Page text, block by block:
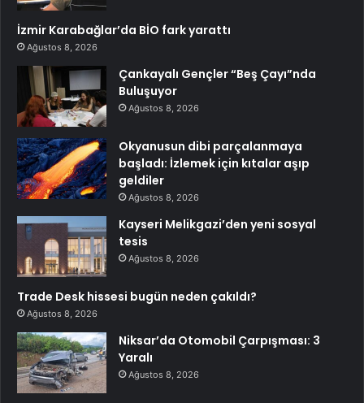
İzmir Karabağlar’da BİO fark yarattı
Ağustos 8, 2026
Çankayalı Gençler “Beş Çayı”nda
Buluşuyor
Ağustos 8, 2026
Okyanusun dibi parçalanmaya
başladı: İzlemek için kıtalar aşıp
geldiler
Ağustos 8, 2026
Kayseri Melikgazi’den yeni sosyal
tesis
Ağustos 8, 2026
Trade Desk hissesi bugün neden çakıldı?
Ağustos 8, 2026
Niksar’da Otomobil Çarpışması: 3
Yaralı
Ağustos 8, 2026